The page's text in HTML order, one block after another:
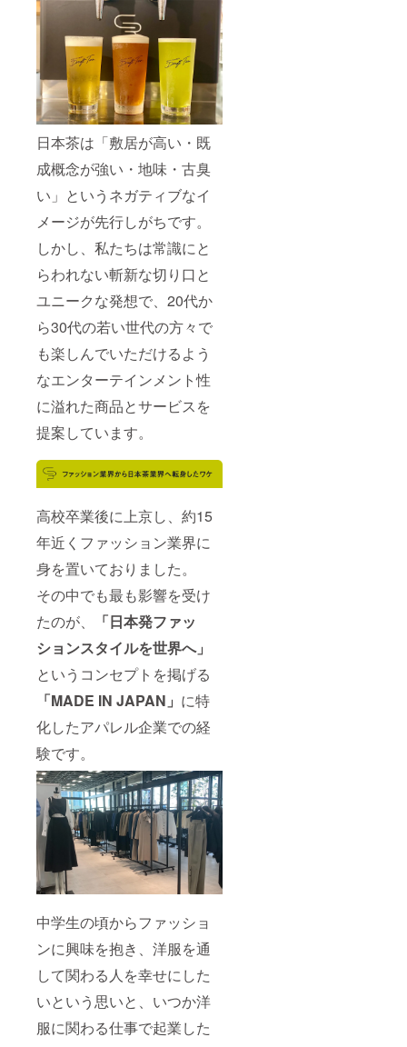
日本茶は「敷居が高い・既
成概念が強い・地味・古臭
い」というネガティブなイ
メージが先行しがちです。
しかし、私たちは常識にと
らわれない斬新な切り口と
ユニークな発想で、20代か
ら30代の若い世代の方々で
も楽しんでいただけるよう
なエンターテインメント性
に溢れた商品とサービスを
提案しています。
高校卒業後に上京し、約15
年近くファッション業界に
身を置いておりました。
その中でも最も影響を受け
たのが、
「日本発ファッ
ションスタイルを世界へ」
というコンセプトを掲げる
「MADE IN JAPAN」 に特
化したアパレル企業での経
験です。
中学生の頃からファッショ
ンに興味を抱き、洋服を通
して関わる人を幸せにした
いという思いと、いつか洋
服に関わる仕事で起業した